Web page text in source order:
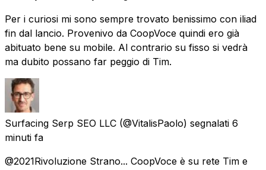
Per i curiosi mi sono sempre trovato benissimo con iliad
fin dal lancio. Provenivo da CoopVoce quindi ero già
abituato bene su mobile. Al contrario su fisso si vedrà
ma dubito possano far peggio di Tim.
Surfacing Serp SEO LLC (@VitalisPaolo) segnalati 6
minuti fa
@2021Rivoluzione Strano... CoopVoce è su rete Tim e